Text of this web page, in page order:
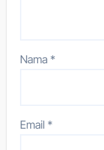
Nama*
Email*